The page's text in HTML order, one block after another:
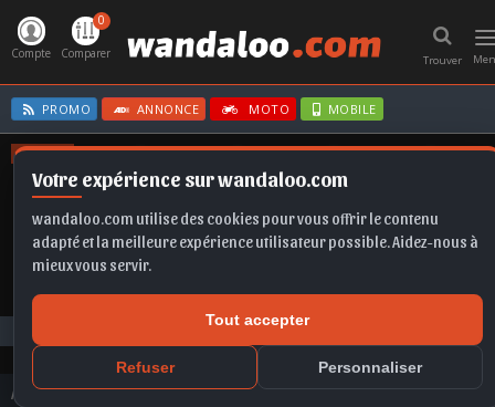
Votre expérience sur wandaloo.com
wandaloo.com utilise des cookies pour vous offrir le contenu
adapté et la meilleure expérience utilisateur possible. Aidez-nous à
mieux vous servir.
Tout accepter
Refuser Personnaliser
Trouver
Compte
0
Comparer
PROMO ANNONCE MOTO MOBILE
OFFRES
CORSA BVA TIGUAN KAMIQ
Marché Automobile
ACTU VIDEO PHOTO AVIS COMPARER